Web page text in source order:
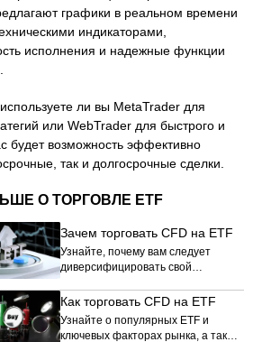
графики в реальном времени
индикаторами,
исполнения и надежные функции
ли вы MetaTrader для
или WebTrader для быстрого и
будет возможность эффективно
так и долгосрочные сделки.
О ТОРГОВЛЕ ETF
Зачем торговать CFD на ETF
Узнайте, почему вам следует
диверсифицировать свой
какие ETF стоит обратить
внимание.
Как торговать CFD на ETF
Узнайте о популярных ETF и
ключевых факторах рынка, а также